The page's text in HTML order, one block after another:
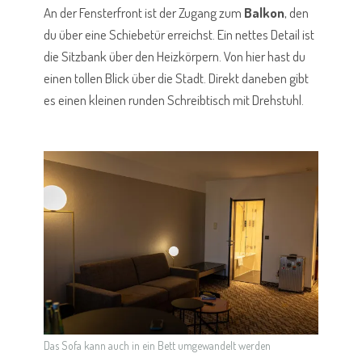
An der Fensterfront ist der Zugang zum Balkon, den
du über eine Schiebetür erreichst. Ein nettes Detail ist
die Sitzbank über den Heizkörpern. Von hier hast du
einen tollen Blick über die Stadt. Direkt daneben gibt
es einen kleinen runden Schreibtisch mit Drehstuhl.
Das Sofa kann auch in ein Bett umgewandelt werden